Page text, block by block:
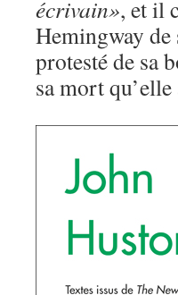
écrivain», et il
Hemingway
protesté de sa
sa mort